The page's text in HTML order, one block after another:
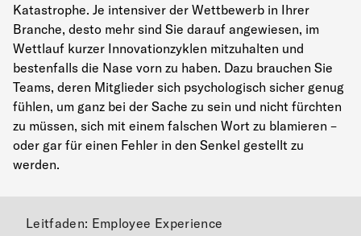
Katastrophe. Je intensiver der Wettbewerb in Ihrer
Branche, desto mehr sind Sie darauf angewiesen, im
Wettlauf kurzer Innovationzyklen mitzuhalten und
bestenfalls die Nase vorn zu haben. Dazu brauchen Sie
Teams, deren Mitglieder sich psychologisch sicher genug
fühlen, um ganz bei der Sache zu sein und nicht fürchten
zu müssen, sich mit einem falschen Wort zu blamieren –
oder gar für einen Fehler in den Senkel gestellt zu
werden.
Leitfaden: Employee Experience